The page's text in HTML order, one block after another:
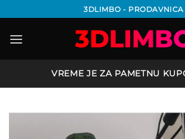
na
sadržaj
3DLIMBO - PRODAVNICA
VREME JE ZA PAMETNU